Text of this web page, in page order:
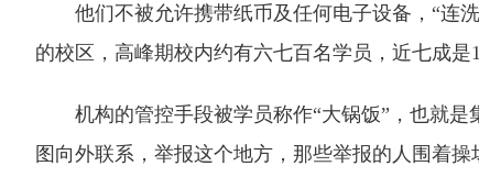
他们不被允许携带纸币及任何电子设备，“连洗
的校区，高峰期校内约有六七百名学员，近七成是
机构的管控手段被学员称作“大锅饭”，也就是
图向外联系，举报这个地方，那些举报的人围着